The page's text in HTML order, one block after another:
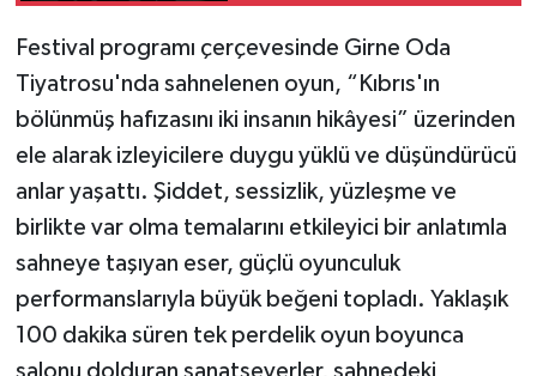
Festival programı çerçevesinde Girne Oda
Tiyatrosu'nda sahnelenen oyun, “Kıbrıs'ın
bölünmüş hafızasını iki insanın hikâyesi” üzerinden
ele alarak izleyicilere duygu yüklü ve düşündürücü
anlar yaşattı. Şiddet, sessizlik, yüzleşme ve
birlikte var olma temalarını etkileyici bir anlatımla
sahneye taşıyan eser, güçlü oyunculuk
performanslarıyla büyük beğeni topladı. Yaklaşık
100 dakika süren tek perdelik oyun boyunca
salonu dolduran sanatseverler, sahnedeki